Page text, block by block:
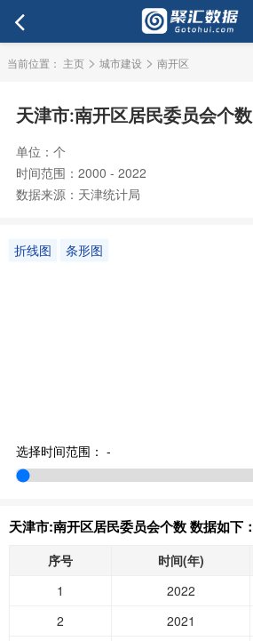
当前位置： 主页 > 城市建设 > 南开区
天津市:南开区居民委员会个数
单位：个
时间范围：2000 - 2022
数据来源：天津统计局
折线图 条形图
选择时间范围： -
天津市:南开区居民委员会个数 数据如下：
序号 时间(年)
1
2022
2
2021